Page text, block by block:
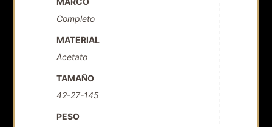
Completo
MATERIAL
Acetato
TAMAÑO
42-27-145
PESO